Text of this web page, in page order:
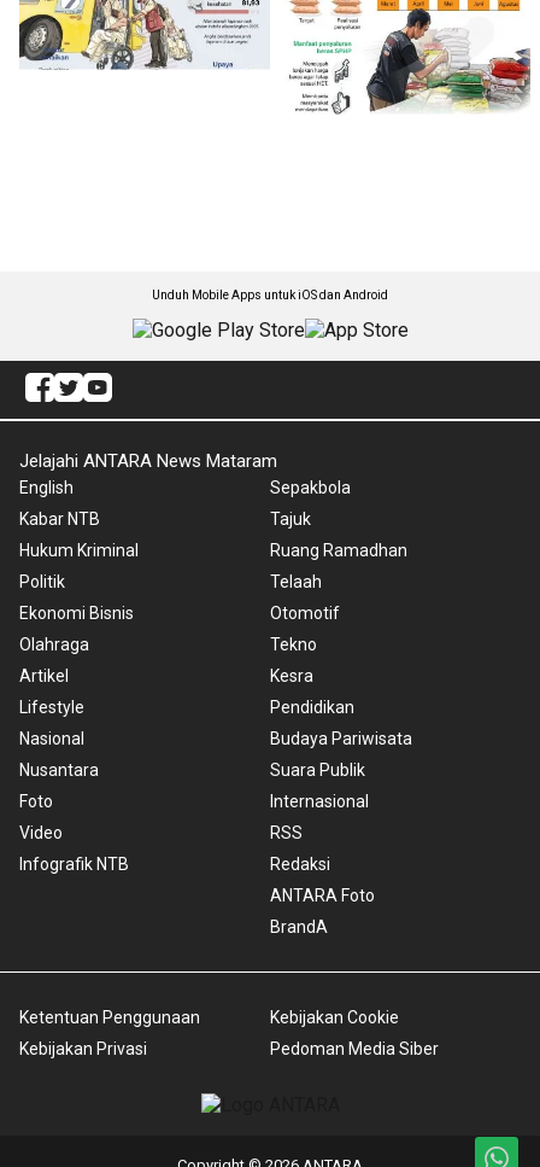
Unduh Mobile Apps untuk iOS dan Android
Jelajahi ANTARA News Mataram
English
Kabar NTB
Hukum Kriminal
Politik
Ekonomi Bisnis
Olahraga
Artikel
Lifestyle
Nasional
Nusantara
Foto
Video
Infografik NTB
Sepakbola
Tajuk
Ruang Ramadhan
Telaah
Otomotif
Tekno
Kesra
Pendidikan
Budaya Pariwisata
Suara Publik
Internasional
RSS
Redaksi
ANTARA Foto
BrandA
Ketentuan Penggunaan
Kebijakan Privasi
Kebijakan Cookie
Pedoman Media Siber